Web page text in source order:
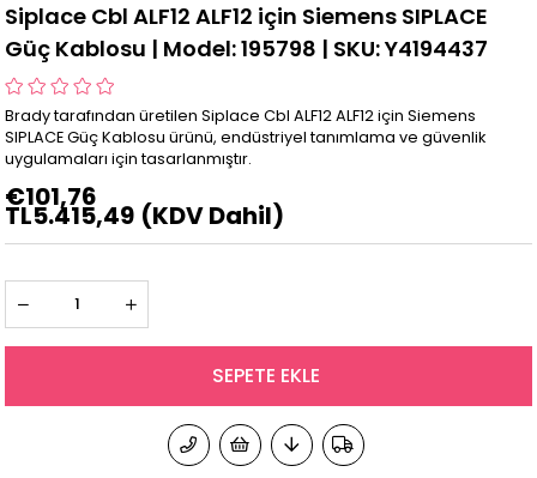
Siplace Cbl ALF12 ALF12 için Siemens SIPLACE
Güç Kablosu | Model: 195798 | SKU: Y4194437
Brady tarafından üretilen Siplace Cbl ALF12 ALF12 için Siemens
SIPLACE Güç Kablosu ürünü, endüstriyel tanımlama ve güvenlik
uygulamaları için tasarlanmıştır.
€101,76
TL5.415,49 (KDV Dahil)